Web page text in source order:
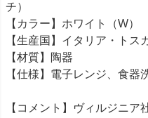
チ）
【カラー】ホワイト（W）
【生産国】イタリア・トス
【材質】陶器
【仕様】電子レンジ、食器
【コメント】ヴィルジニ